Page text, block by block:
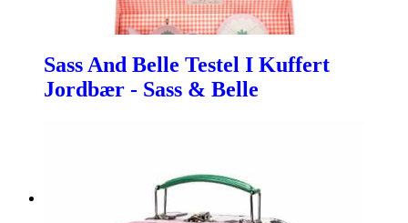
Sass And Belle Testel I Kuffert
Jordbær - Sass & Belle